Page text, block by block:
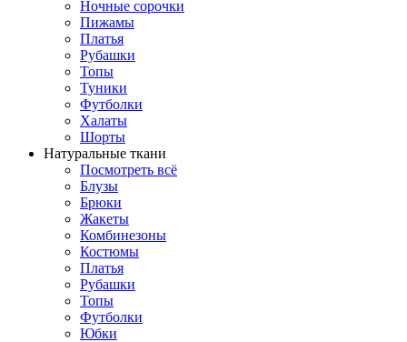
Ночные сорочки
Пижамы
Платья
Рубашки
Топы
Туники
Футболки
Халаты
Шорты
Натуральные ткани
Посмотреть всё
Блузы
Брюки
Жакеты
Комбинезоны
Костюмы
Платья
Рубашки
Топы
Футболки
Юбки